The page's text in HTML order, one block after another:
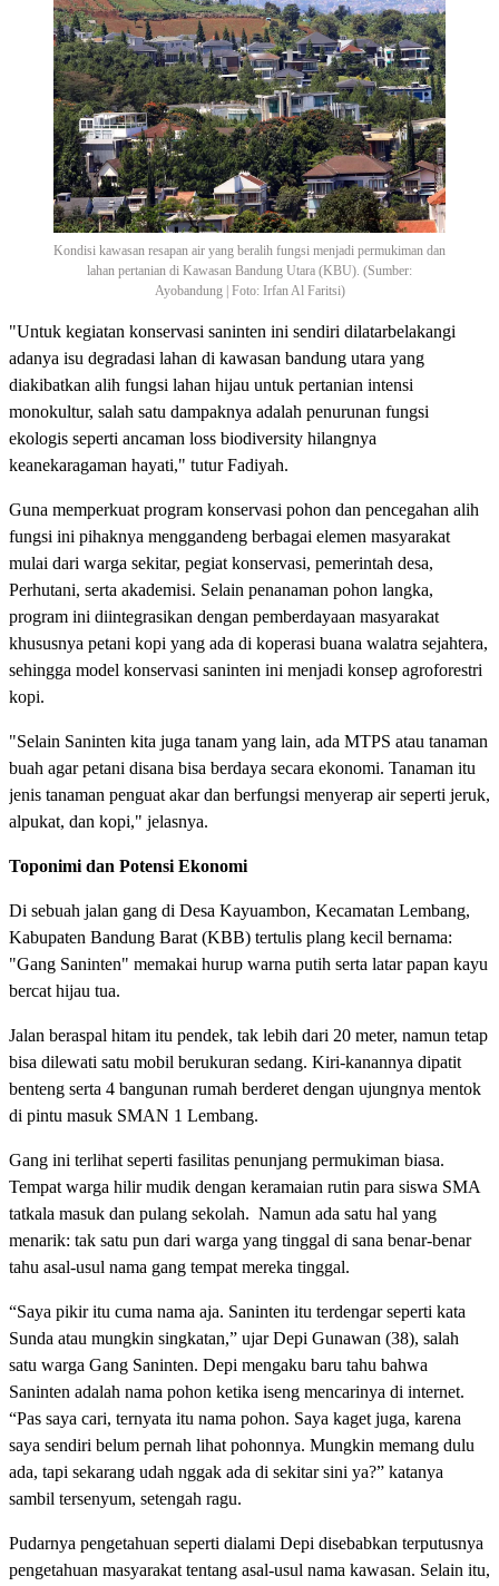
Kondisi kawasan resapan air yang beralih fungsi menjadi permukiman dan
lahan pertanian di Kawasan Bandung Utara (KBU). (Sumber:
Ayobandung | Foto: Irfan Al Faritsi)
"Untuk kegiatan konservasi saninten ini sendiri dilatarbelakangi
adanya isu degradasi lahan di kawasan bandung utara yang
diakibatkan alih fungsi lahan hijau untuk pertanian intensi
monokultur, salah satu dampaknya adalah penurunan fungsi
ekologis seperti ancaman loss biodiversity hilangnya
keanekaragaman hayati," tutur Fadiyah.
Guna memperkuat program konservasi pohon dan pencegahan alih
fungsi ini pihaknya menggandeng berbagai elemen masyarakat
mulai dari warga sekitar, pegiat konservasi, pemerintah desa,
Perhutani, serta akademisi. Selain penanaman pohon langka,
program ini diintegrasikan dengan pemberdayaan masyarakat
khususnya petani kopi yang ada di koperasi buana walatra sejahtera,
sehingga model konservasi saninten ini menjadi konsep agroforestri
kopi.
"Selain Saninten kita juga tanam yang lain, ada MTPS atau tanaman
buah agar petani disana bisa berdaya secara ekonomi. Tanaman itu
jenis tanaman penguat akar dan berfungsi menyerap air seperti jeruk,
alpukat, dan kopi," jelasnya.
Toponimi dan Potensi Ekonomi
Di sebuah jalan gang di Desa Kayuambon, Kecamatan Lembang,
Kabupaten Bandung Barat (KBB) tertulis plang kecil bernama:
"Gang Saninten" memakai hurup warna putih serta latar papan kayu
bercat hijau tua.
Jalan beraspal hitam itu pendek, tak lebih dari 20 meter, namun tetap
bisa dilewati satu mobil berukuran sedang. Kiri-kanannya dipatit
benteng serta 4 bangunan rumah berderet dengan ujungnya mentok
di pintu masuk SMAN 1 Lembang.
Gang ini terlihat seperti fasilitas penunjang permukiman biasa.
Tempat warga hilir mudik dengan keramaian rutin para siswa SMA
tatkala masuk dan pulang sekolah. Namun ada satu hal yang
menarik: tak satu pun dari warga yang tinggal di sana benar-benar
tahu asal-usul nama gang tempat mereka tinggal.
“Saya pikir itu cuma nama aja. Saninten itu terdengar seperti kata
Sunda atau mungkin singkatan,” ujar Depi Gunawan (38), salah
satu warga Gang Saninten. Depi mengaku baru tahu bahwa
Saninten adalah nama pohon ketika iseng mencarinya di internet.
“Pas saya cari, ternyata itu nama pohon. Saya kaget juga, karena
saya sendiri belum pernah lihat pohonnya. Mungkin memang dulu
ada, tapi sekarang udah nggak ada di sekitar sini ya?” katanya
sambil tersenyum, setengah ragu.
Pudarnya pengetahuan seperti dialami Depi disebabkan terputusnya
pengetahuan masyarakat tentang asal-usul nama kawasan. Selain itu,